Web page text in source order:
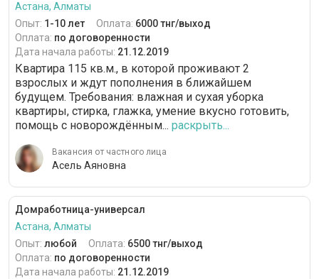
Астана, Алматы
Опыт: 1-10 лет Оплата: 6000 тнг/выход
Оплата: по договоренности
Дата начала работы: 21.12.2019
Квартира 115 кв.м., в которой проживают 2
взрослых и ждут пополнения в ближайшем
будущем. Требования: влажная и сухая уборка
квартиры, стирка, глажка, умение вкусно готовить,
помощь с новорождённым... раскрыть...
Вакансия от частного лица
Асель Аяновна
Домработница-универсал
Астана, Алматы
Опыт: любой Оплата: 6500 тнг/выход
Оплата: по договоренности
Дата начала работы: 21.12.2019